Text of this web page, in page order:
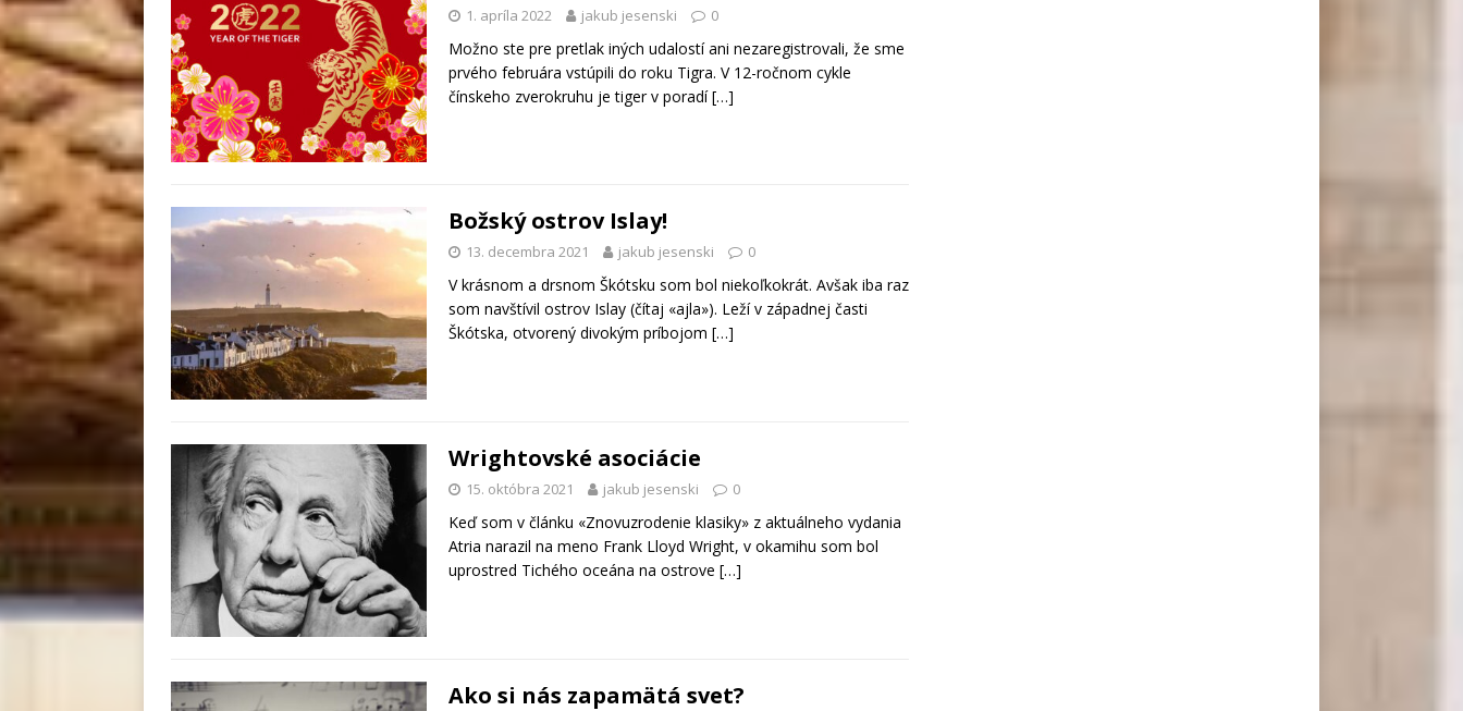
1. apríla 2022 jakub jesenski 0
Možno ste pre pretlak iných udalostí ani nezaregistrovali, že sme
prvého februára vstúpili do roku Tigra. V 12-ročnom cykle
čínskeho zverokruhu je tiger v poradí[…]
Božský ostrov Islay!
13. decembra 2021 jakub jesenski 0
V krásnom a drsnom Škótsku som bol niekoľkokrát. Avšak iba raz
som navštívil ostrov Islay (čítaj «ajla»). Leží v západnej časti
Škótska, otvorený divokým príbojom […]
Wrightovské asociácie
15. októbra 2021 jakub jesenski 0
Keď som v článku «Znovuzrodenie klasiky» z aktuálneho vydania
Atria narazil na meno Frank Lloyd Wright, v okamihu som bol
uprostred Tichého oceána na ostrove […]
Ako si nás zapamätá svet?